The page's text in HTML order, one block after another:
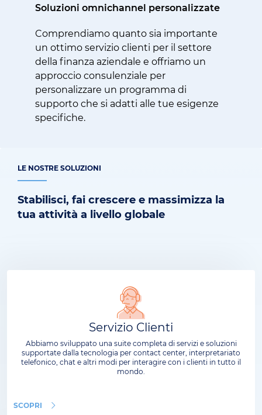
Soluzioni omnichannel personalizzate
Comprendiamo quanto sia importante
un ottimo servizio clienti per il settore
della finanza aziendale e offriamo un
approccio consulenziale per
personalizzare un programma di
supporto che si adatti alle tue esigenze
specifiche.
LE NOSTRE SOLUZIONI
Stabilisci, fai crescere e massimizza la
tua attività a livello globale
Servizio Clienti
Abbiamo sviluppato una suite completa di servizi e soluzioni
supportate dalla tecnologia per contact center, interpretariato
telefonico, chat e altri modi per interagire con i clienti in tutto il
mondo.
SCOPRI